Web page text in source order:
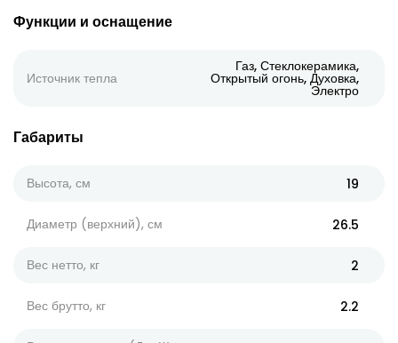
Функции и оснащение
Источник тепла
Газ, Стеклокерамика,
Открытый огонь, Духовка,
Электро
Габариты
Высота, см 19
Диаметр (верхний), см 26.5
Вес нетто, кг 2
Вес брутто, кг 2.2